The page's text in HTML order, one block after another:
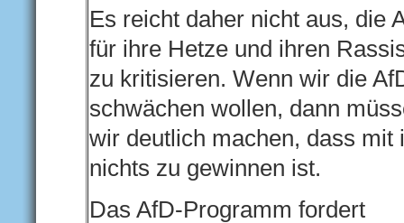
Es reicht daher nicht aus, die
für ihre Hetze und ihren
zu kritisieren. Wenn wir die
schwächen wollen, dann
wir deutlich machen, dass mit
nichts zu gewinnen ist.
Das AfD-Programm fordert